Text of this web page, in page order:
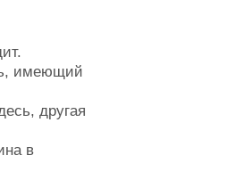
имеющий
другая
в